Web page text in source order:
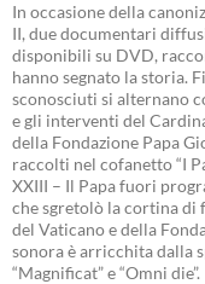
In occasione della
II, due documentari
disponibili su DVD,
hanno segnato la storia.
sconosciuti si alternano
e gli interventi del
della Fondazione Papa
raccolti nel cofanetto “I
XXIII – Il Papa fuori
che sgretolò la cortina di
del Vaticano e della
sonora è arricchita dalla
“Magnificat” e “Omni die”.